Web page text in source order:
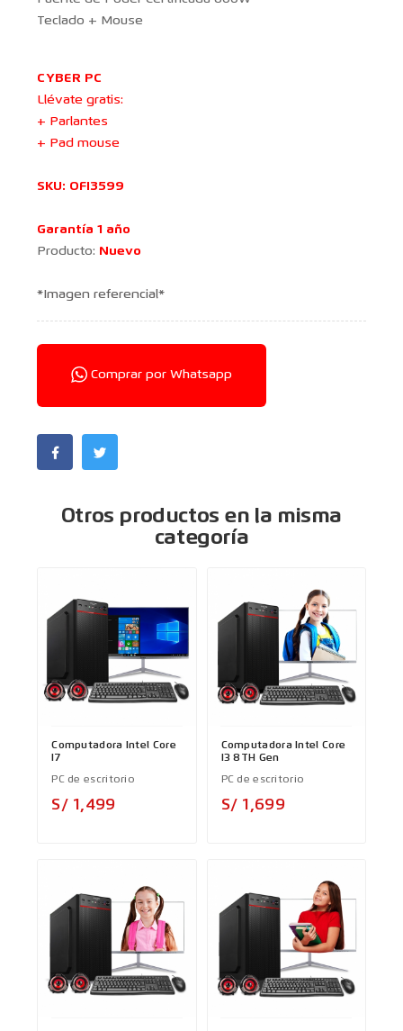
Teclado + Mouse
CYBER PC
Llévate gratis:
+ Parlantes
+ Pad mouse
SKU: OFI3599
Garantía 1 año
Producto: Nuevo
*Imagen referencial*
Comprar por Whatsapp
Otros productos en la misma
categoría
Computadora Intel Core
I7
PC de escritorio
S/ 1,499
Computadora Intel Core
I3 8TH Gen
PC de escritorio
S/ 1,699